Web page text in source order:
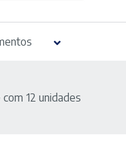
12 unidades